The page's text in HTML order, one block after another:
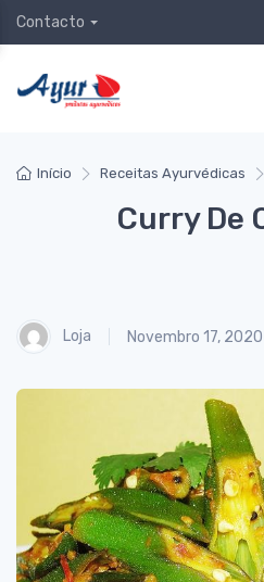
Contacto
Início Receitas Ayurvédicas
Curry De
Loja Novembro 17, 2020